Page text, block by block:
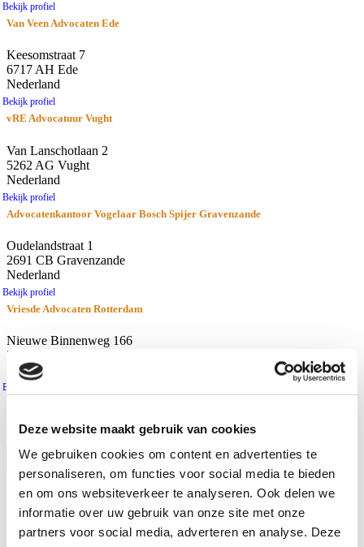
Deze website maakt gebruik van cookies
We gebruiken cookies om content en advertenties te
personaliseren, om functies voor social media te bieden
en om ons websiteverkeer te analyseren. Ook delen we
informatie over uw gebruik van onze site met onze
partners voor social media, adverteren en analyse. Deze
Bekijk profiel
Van Veen Advocaten Ede
Keesomstraat 7
6717 AH Ede
Nederland
Bekijk profiel
vRE Advocatuur Vught
Van Lanschotlaan 2
5262 AG Vught
Nederland
Bekijk profiel
Advocatenkantoor Vogelaar Bosch Spijer Gravenzande
Oudelandstraat 1
2691 CB Gravenzande
Nederland
Bekijk profiel
Vriesde Advocaten Rotterdam
Nieuwe Binnenweg 166
3015 BH Rotterdam
Nederland
Bekijk profiel
Gebruik huidige locatie
Waar zoekt u naar?
Advocaten
Kantoren